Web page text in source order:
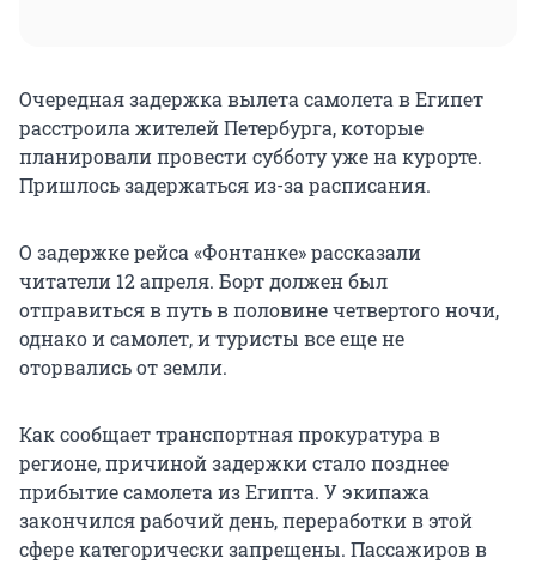
Очередная задержка вылета самолета в Египет
расстроила жителей Петербурга, которые
планировали провести субботу уже на курорте.
Пришлось задержаться из-за расписания.
О задержке рейса «Фонтанке» рассказали
читатели 12 апреля. Борт должен был
отправиться в путь в половине четвертого ночи,
однако и самолет, и туристы все еще не
оторвались от земли.
Как сообщает транспортная прокуратура в
регионе, причиной задержки стало позднее
прибытие самолета из Египта. У экипажа
закончился рабочий день, переработки в этой
сфере категорически запрещены. Пассажиров в